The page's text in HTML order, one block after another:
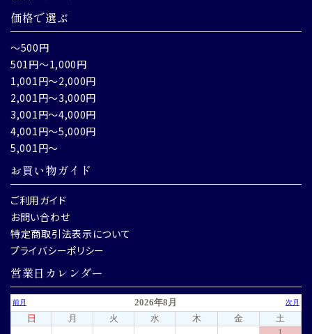
価格で選ぶ
～500円
501円～1,000円
1,001円～2,000円
2,001円～3,000円
3,001円～4,000円
4,001円～5,000円
5,001円～
お買い物ガイド
ご利用ガイド
お問い合わせ
特定商取引法表示について
プライバシーポリシー
営業日カレンダー